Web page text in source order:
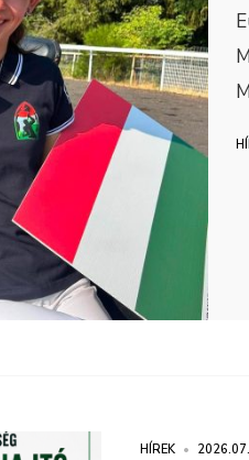
HÍREK •